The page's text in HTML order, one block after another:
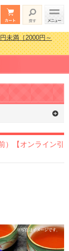
未満［2000円～
め金額別人気ランキ
未満［2000円～
）【オンライン引